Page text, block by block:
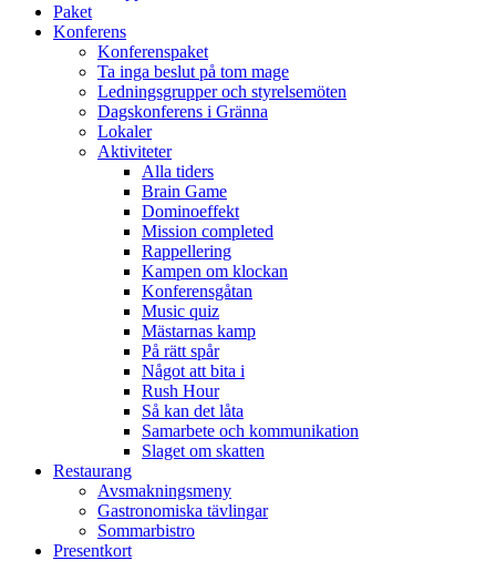
Paket
Konferens
Konferenspaket
Ta inga beslut på tom mage
Ledningsgrupper och styrelsemöten
Dagskonferens i Gränna
Lokaler
Aktiviteter
Alla tiders
Brain Game
Dominoeffekt
Mission completed
Rappellering
Kampen om klockan
Konferensgåtan
Music quiz
Mästarnas kamp
På rätt spår
Något att bita i
Rush Hour
Så kan det låta
Samarbete och kommunikation
Slaget om skatten
Restaurang
Avsmakningsmeny
Gastronomiska tävlingar
Sommarbistro
Presentkort